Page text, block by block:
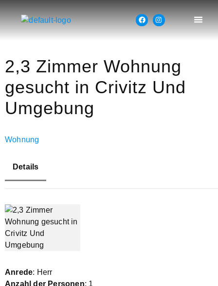
2,3 Zimmer Wohnung
gesucht in Crivitz Und
Umgebung
Wohnung
Details
Anrede: Herr
Anzahl der Personen: 1